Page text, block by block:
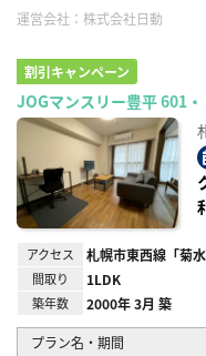
運営会社： 株式会社日動
割引キャンペーン
JOGマンスリー豊平 601
アクセス 札幌市東西線「菊
間取り 1LDK
築年数 2000年 3月 築
プラン名・期間